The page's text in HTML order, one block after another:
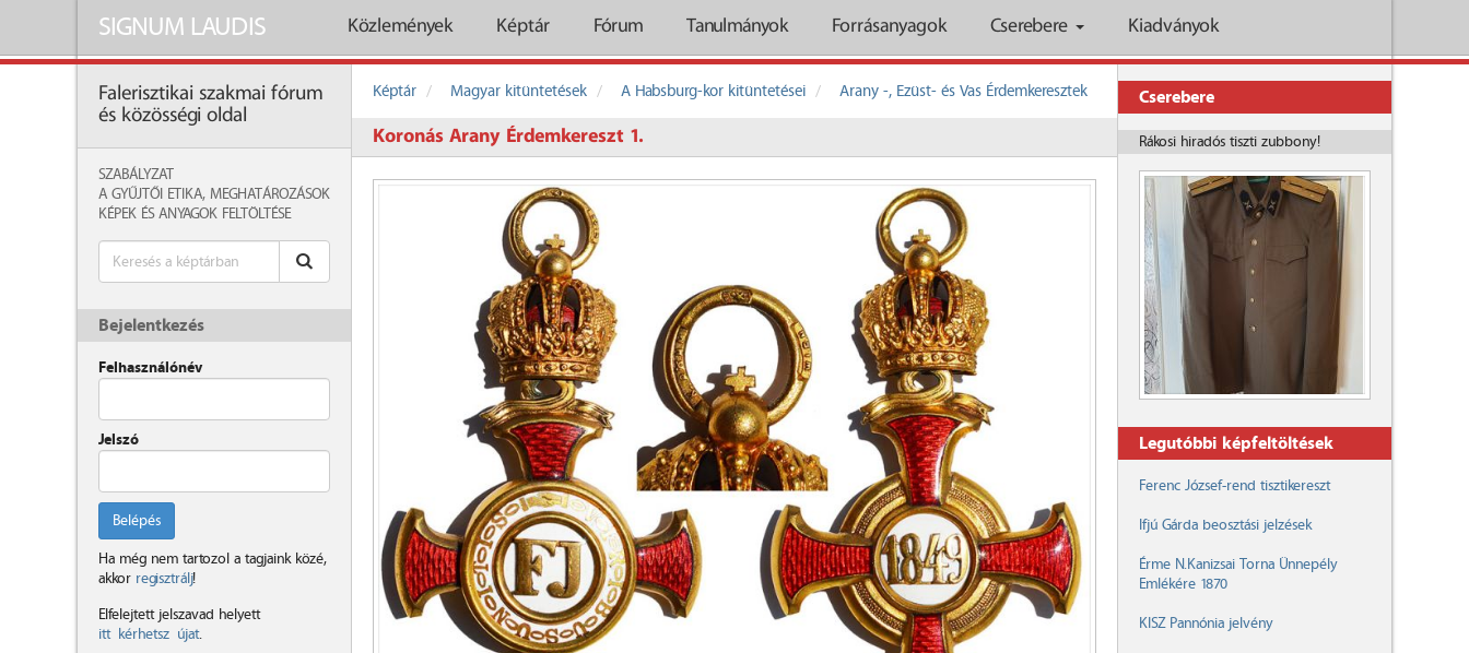
SIGNUM LAUDIS Közlemények Képtár Fórum Tanulmányok Forrásanyagok Cserebere Kiadványok
Falerisztikai szakmai fórum
és közösségi oldal
SZABÁLYZAT
A GYŰJTŐI ETIKA, MEGHATÁROZÁSOK
KÉPEK ÉS ANYAGOK FELTÖLTÉSE
Bejelentkezés
Felhasználónév
Jelszó
Belépés
Ha még nem tartozol a tagjaink közé,
akkor regisztrálj!
Elfelejtett jelszavad helyett
itt kérhetsz újat.
Képtár Magyar kitüntetések A Habsburg-kor kitüntetései Arany -, Ezüst- és Vas Érdemkeresztek
Koronás Arany Érdemkereszt 1.
Cserebere
Rákosi hiradós tiszti zubbony!
Legutóbbi képfeltöltések
Ferenc József-rend tisztikereszt
Ifjú Gárda beosztási jelzések
Érme N.Kanizsai Torna Ünnepély
Emlékére 1870
KISZ Pannónia jelvény